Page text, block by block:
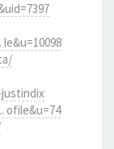
ofile&u=74